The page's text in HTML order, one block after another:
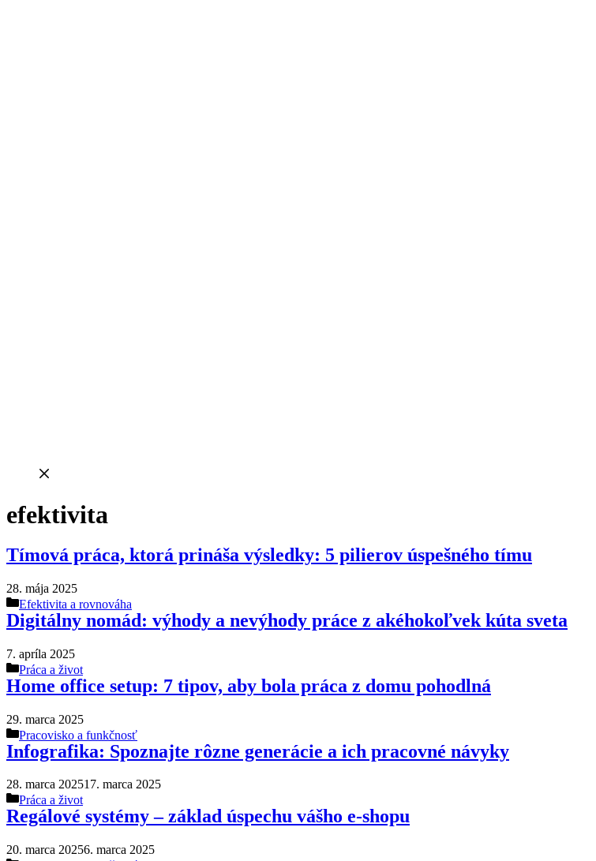
efektivita
Tímová práca, ktorá prináša výsledky: 5 pilierov úspešného tímu
28. mája 2025
Kategórie
Efektivita a rovnováha
Digitálny nomád: výhody a nevýhody práce z akéhokoľvek kúta sveta
7. apríla 2025
Kategórie
Práca a život
Home office setup: 7 tipov, aby bola práca z domu pohodlná
29. marca 2025
Kategórie
Pracovisko a funkčnosť
Infografika: Spoznajte rôzne generácie a ich pracovné návyky
28. marca 202517. marca 2025
Kategórie
Práca a život
Regálové systémy – základ úspechu vášho e-shopu
20. marca 20256. marca 2025